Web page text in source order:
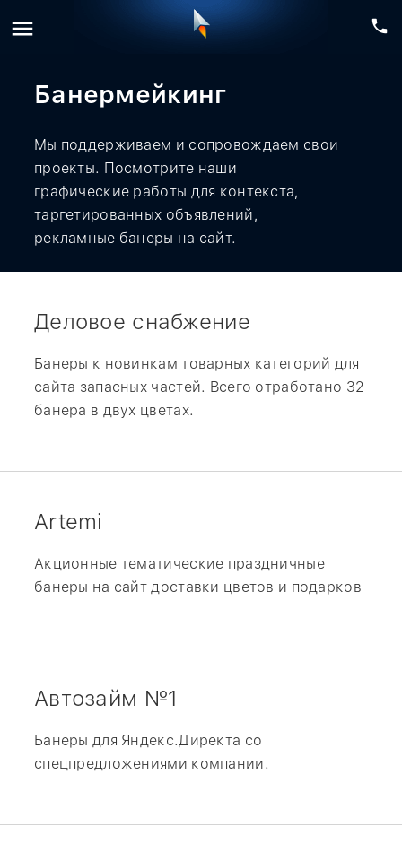
menu phone
Банермейкинг
Мы поддерживаем и сопровождаем свои
проекты. Посмотрите наши
графические работы для контекста,
таргетированных объявлений,
рекламные банеры на сайт.
Деловое снабжение
Банеры к новинкам товарных категорий для
сайта запасных частей. Всего отработано 32
банера в двух цветах.
Artemi
Акционные тематические праздничные
банеры на сайт доставки цветов и подарков
Автозайм №1
Банеры для Яндекс.Директа со
спецпредложениями компании.